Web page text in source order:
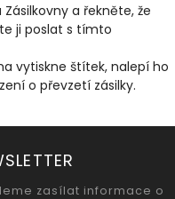
a řekněte, že
ji poslat s tímto
vytiskne štítek, nalepí ho
o převzetí zásilky.
zasílat informace o